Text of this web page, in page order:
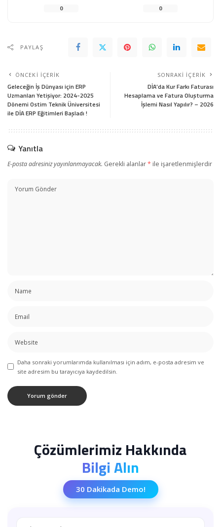
0 0
PAYLAŞ
ÖNCEKI İÇERIK
Geleceğin İş Dünyası için ERP
Uzmanları Yetişiyor: 2024-2025
Dönemi Ostim Teknik Üniversitesi
ile DİA ERP Eğitimleri Başladı !
SONRAKI İÇERIK
DİA’da Kur Farkı Faturası
Hesaplama ve Fatura Oluşturma
İşlemi Nasıl Yapılır? – 2026
Yanıtla
E-posta adresiniz yayınlanmayacak. Gerekli alanlar* ile işaretlenmişlerdir
Daha sonraki yorumlarımda kullanılması için adım, e-posta adresim ve
site adresim bu tarayıcıya kaydedilsin.
Çözümlerimiz Hakkında
Bilgi Alın
30 Dakikada Demo!